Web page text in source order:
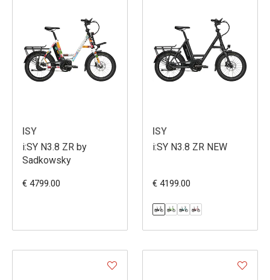
ISY
i:SY N3.8 ZR by
Sadkowsky
€ 4799.00
ISY
i:SY N3.8 ZR NEW
€ 4199.00